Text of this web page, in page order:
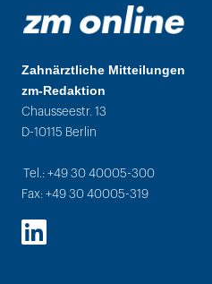
Zahnärztliche Mitteilungen
zm-Redaktion
Chausseestr. 13
D-10115 Berlin
Tel.: +49 30 40005-300
Fax: +49 30 40005-319
LinkedIn